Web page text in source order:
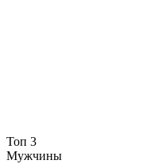
Топ 3
Мужчины